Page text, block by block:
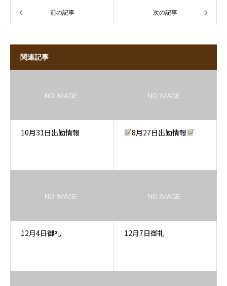
前の記事 次の記事
関連記事
10月31日出勤情報 8月27日出勤情報
12月4日御礼 12月7日御礼